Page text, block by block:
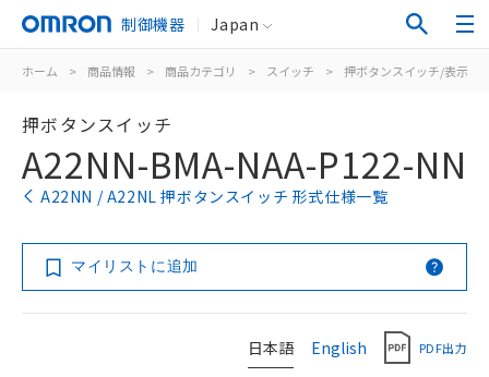
制御機器 Japan
ホーム > 商品情報 > 商品カテゴリ > スイッチ > 押ボタンスイッチ/表示灯
押ボタンスイッチ
A22NN-BMA-NAA-P122-NN
A22NN / A22NL 押ボタンスイッチ 形式仕様一覧
マイリストに追加
日本語 English PDF出力